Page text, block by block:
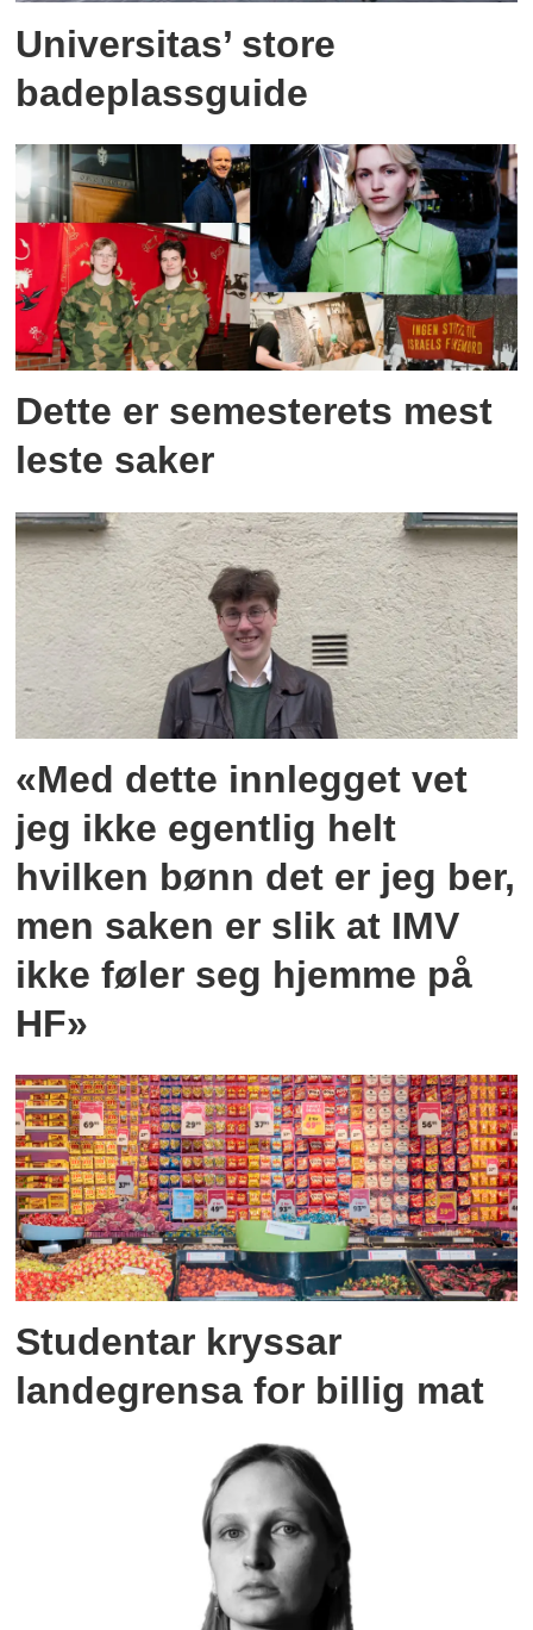
Universitas’ store
badeplassguide
Dette er semesterets mest
leste saker
«Med dette innlegget vet
jeg ikke egentlig helt
hvilken bønn det er jeg ber,
men saken er slik at IMV
ikke føler seg hjemme på
HF»
Studentar kryssar
landegrensa for billig mat